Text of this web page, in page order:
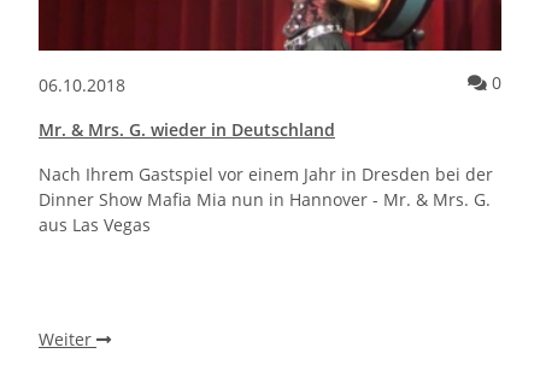
06.10.2018 0
Mr. & Mrs. G. wieder in Deutschland
Nach Ihrem Gastspiel vor einem Jahr in Dresden bei der
Dinner Show Mafia Mia nun in Hannover - Mr. & Mrs. G.
aus Las Vegas
Weiter